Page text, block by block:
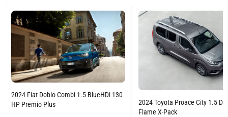
2024 Fiat Doblo Combi 1.5 BlueHDi 130
HP Premio Plus
2024 Toyota Proace City 1.5 D
Flame X-Pack